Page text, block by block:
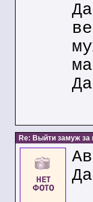
Re: Выйти замуж за